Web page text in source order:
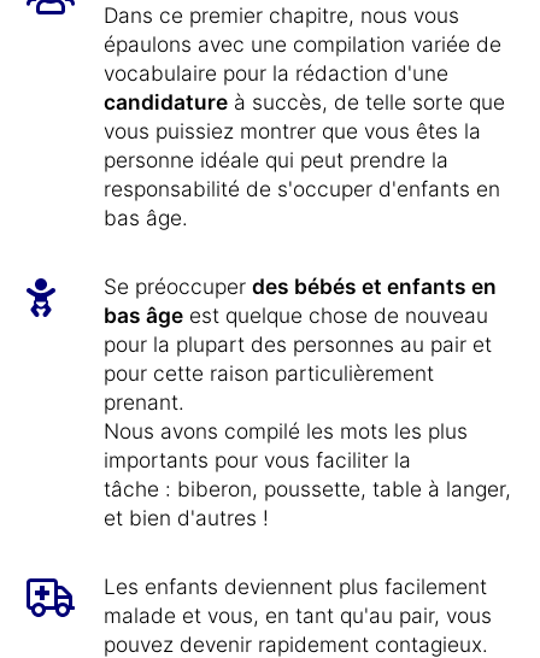
Dans ce premier chapitre, nous vous
épaulons avec une compilation variée de
vocabulaire pour la rédaction d'une
candidature à succès, de telle sorte que
vous puissiez montrer que vous êtes la
personne idéale qui peut prendre la
responsabilité de s'occuper d'enfants en
bas âge.
Se préoccuper des bébés et enfants en
bas âge est quelque chose de nouveau
pour la plupart des personnes au pair et
pour cette raison particulièrement
prenant.
Nous avons compilé les mots les plus
importants pour vous faciliter la
tâche : biberon, poussette, table à langer,
et bien d'autres !
Les enfants deviennent plus facilement
malade et vous, en tant qu'au pair, vous
pouvez devenir rapidement contagieux.